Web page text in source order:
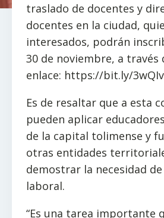
traslado de docentes y
docentes en la ciudad,
interesados, podrán
30 de noviembre, a través
enlace: https://bit.ly/
Es de resaltar que a esta
pueden aplicar
de la capital tolimense y
otras entidades
demostrar la necesidad
laboral.
“Es una tarea importante